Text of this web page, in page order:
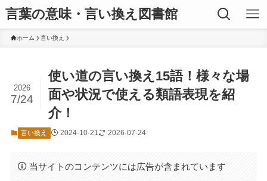
言葉の意味・言い換え図書館
ホーム 言い換え
使い道の言い換え15語！様々な場
面や状況で使える類語表現を紹
介！
2026
7/24
言い換え 2024-10-21 2026-07-24
当サイトのコンテンツには広告が含まれています